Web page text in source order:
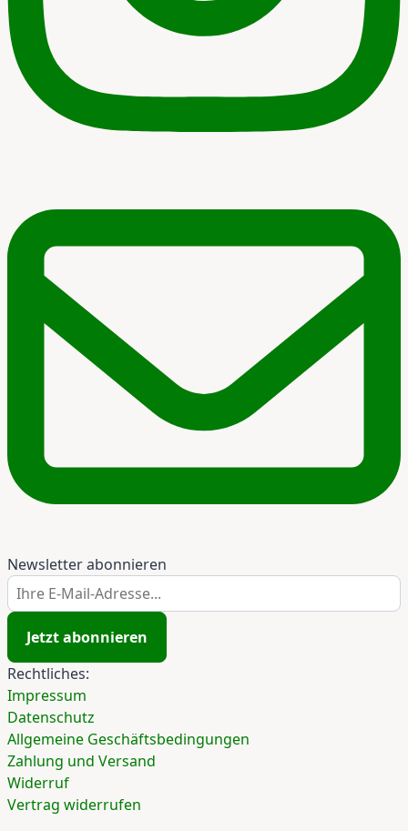
Newsletter abonnieren
Ihre E-Mail-Adresse...
Jetzt abonnieren
Rechtliches:
Impressum
Datenschutz
Allgemeine Geschäftsbedingungen
Zahlung und Versand
Widerruf
Vertrag widerrufen